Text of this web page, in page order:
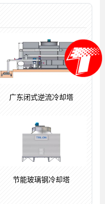
广东闭式逆流冷却塔
节能玻璃钢冷却塔